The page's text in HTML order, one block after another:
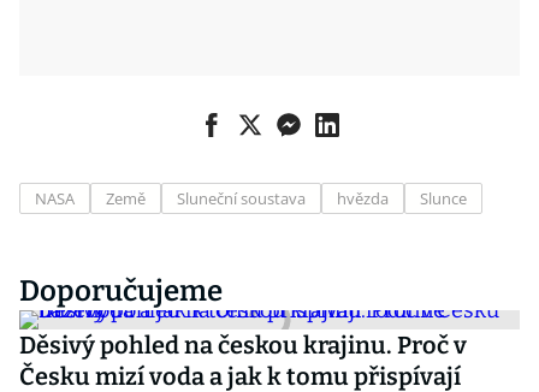
NASA Země Sluneční soustava hvězda Slunce
Doporučujeme
Děsivý pohled na českou krajinu. Proč v
Česku mizí voda a jak k tomu přispívají